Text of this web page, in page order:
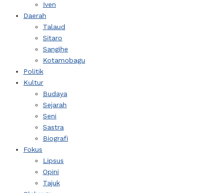
Iven
Daerah
Talaud
Sitaro
Sangihe
Kotamobagu
Politik
Kultur
Budaya
Sejarah
Seni
Sastra
Biografi
Fokus
Lipsus
Opini
Tajuk